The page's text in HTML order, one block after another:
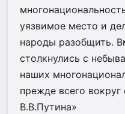
уязвимое место и
народы разобщить.
столкнулись с
наших
прежде всего вокруг
В.В.Путина»